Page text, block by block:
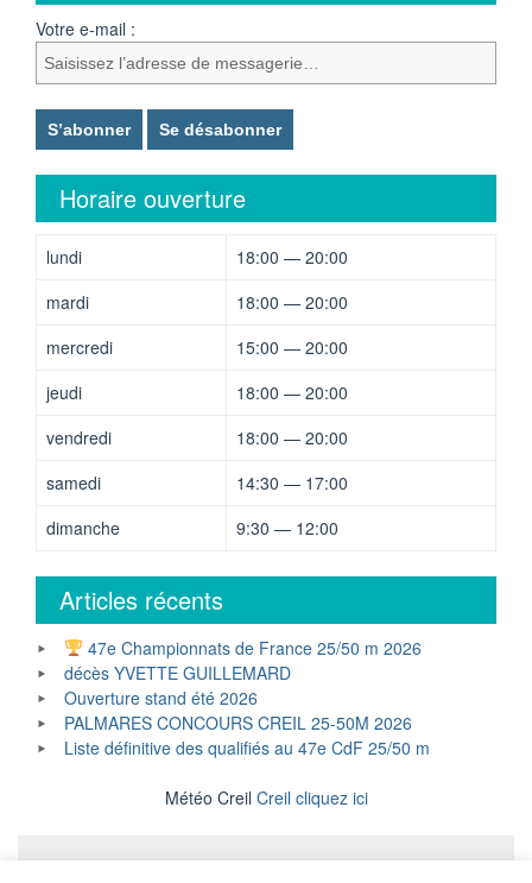
Votre e-mail :
Horaire ouverture
lundi
18:00 — 20:00
mardi
18:00 — 20:00
mercredi
15:00 — 20:00
jeudi
18:00 — 20:00
vendredi
18:00 — 20:00
samedi
14:30 — 17:00
dimanche
9:30 — 12:00
Articles récents
47e Championnats de France 25/50 m 2026
décès YVETTE GUILLEMARD
Ouverture stand été 2026
PALMARES CONCOURS CREIL 25-50M 2026
Liste définitive des qualifiés au 47e CdF 25/50 m
Météo Creil Creil cliquez ici